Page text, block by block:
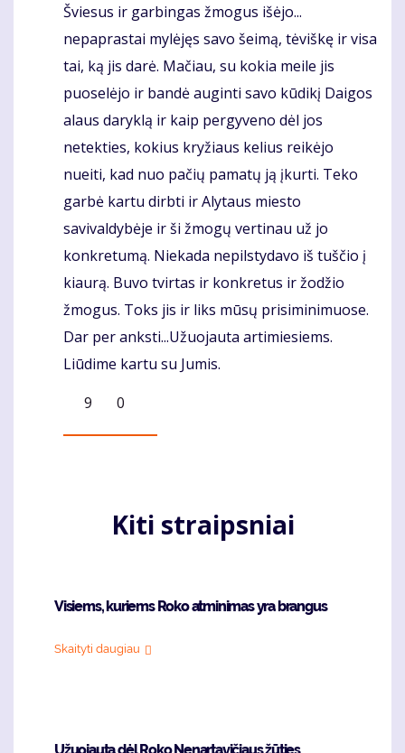
Komentaras
Šviesus ir garbingas žmogus išėjo...
nepaprastai mylėjęs savo šeimą, tėviškę ir visa
tai, ką jis darė. Mačiau, su kokia meile jis
puoselėjo ir bandė auginti savo kūdikį Daigos
alaus daryklą ir kaip pergyveno dėl jos
netekties, kokius kryžiaus kelius reikėjo
nueiti, kad nuo pačių pamatų ją įkurti. Teko
garbė kartu dirbti ir Alytaus miesto
savivaldybėje ir ši žmogų vertinau už jo
konkretumą. Niekada nepilstydavo iš tuščio į
kiaurą. Buvo tvirtas ir konkretus ir žodžio
žmogus. Toks jis ir liks mūsų prisiminimuose.
Dar per anksti...Užuojauta artimiesiems.
Liūdime kartu su Jumis.
9
0
Kiti straipsniai
Visiems, kuriems Roko atminimas yra brangus
Skaityti daugiau
Užuojauta dėl Roko Nenartavičiaus žūties